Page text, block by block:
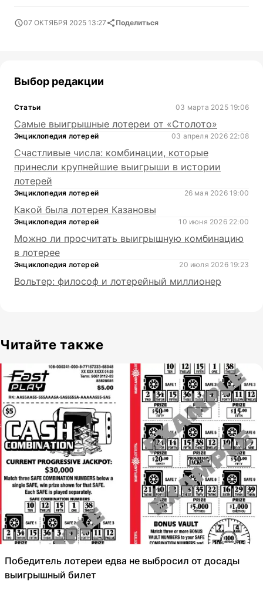
07 ОКТЯБРЯ 2025 13:27 Поделиться
Выбор редакции
Статьи 03 марта 2025 19:06
Самые выигрышные лотереи от «Столото»
Энциклопедия лотерей 03 апреля 2026 22:08
Счастливые числа: комбинации, которые
принесли крупнейшие выигрыши в истории
лотерей
Энциклопедия лотерей 26 мая 2026 19:00
Какой была лотерея Казановы
Энциклопедия лотерей 10 июня 2026 22:00
Можно ли просчитать выигрышную комбинацию
в лотерее
Энциклопедия лотерей 20 июля 2026 19:23
Вольтер: философ и лотерейный миллионер
Читайте также
Победитель лотереи едва не выбросил от досады
выигрышный билет